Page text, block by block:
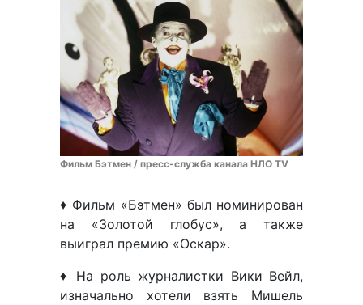
Фильм Бэтмен / пресс-служба канала НЛО TV
♦ Фильм «Бэтмен» был номинирован
на «Золотой глобус», а также
выиграл премию «Оскар».
♦ На роль журналистки Вики Вейл,
изначально хотели взять Мишель